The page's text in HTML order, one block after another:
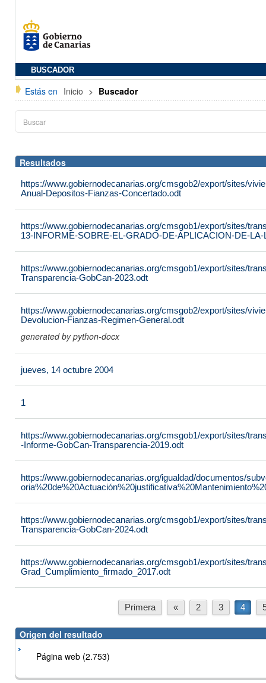
BUSCADOR
Estás en Inicio > Buscador
Resultados
https://www.gobiernodecanarias.org/cmsgob2/export/sites/
Anual-Depositos-Fianzas-Concertado.odt
https://www.gobiernodecanarias.org/cmsgob1/export/sites/
13-INFORME-SOBRE-EL-GRADO-DE-APLICACION-DE-LA-
https://www.gobiernodecanarias.org/cmsgob1/export/sites/
Transparencia-GobCan-2023.odt
https://www.gobiernodecanarias.org/cmsgob2/export/sites/
Devolucion-Fianzas-Regimen-General.odt
generated by python-docx
jueves, 14 octubre 2004
1
https://www.gobiernodecanarias.org/cmsgob1/export/sites/
-Informe-GobCan-Transparencia-2019.odt
https://www.gobiernodecanarias.org/igualdad/documentos/
https://www.gobiernodecanarias.org/cmsgob1/export/sites/
Transparencia-GobCan-2024.odt
https://www.gobiernodecanarias.org/cmsgob1/export/sites/
Grad_Cumplimiento_firmado_2017.odt
Primera « 2 3 4
Origen del resultado
Página web (2.753)